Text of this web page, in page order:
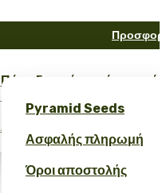
Πάρε δωρεάν σπόρους
Λάβετε έκπτωση 10% για
Pyramid Seeds
Ασφαλής πληρωμή
Όροι αποστολής